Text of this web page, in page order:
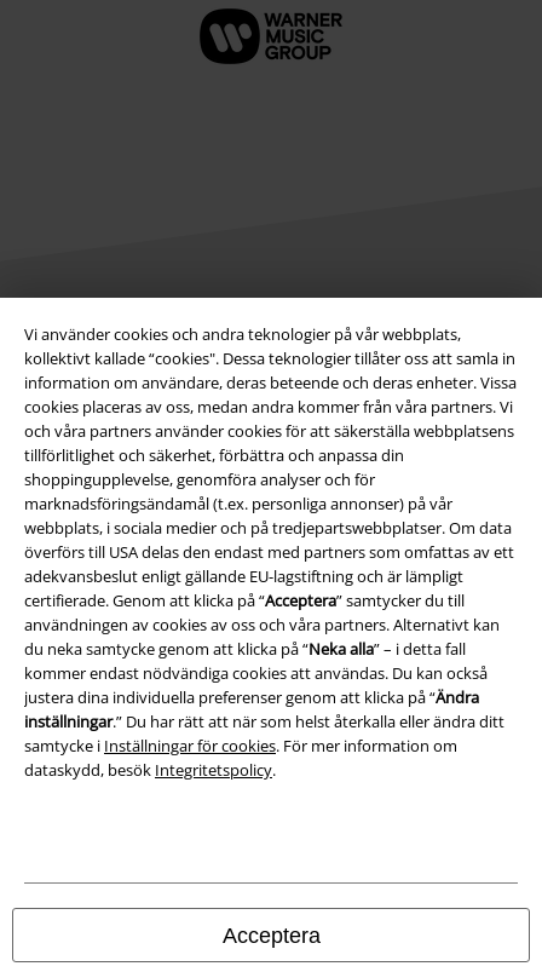
Vi använder cookies och andra teknologier på vår webbplats,
kollektivt kallade “cookies". Dessa teknologier tillåter oss att samla in
information om användare, deras beteende och deras enheter. Vissa
cookies placeras av oss, medan andra kommer från våra partners. Vi
och våra partners använder cookies för att säkerställa webbplatsens
tillförlitlighet och säkerhet, förbättra och anpassa din
shoppingupplevelse, genomföra analyser och för
marknadsföringsändamål (t.ex. personliga annonser) på vår
webbplats, i sociala medier och på tredjepartswebbplatser. Om data
överförs till USA delas den endast med partners som omfattas av ett
adekvansbeslut enligt gällande EU-lagstiftning och är lämpligt
certifierade. Genom att klicka på “Acceptera” samtycker du till
användningen av cookies av oss och våra partners. Alternativt kan
du neka samtycke genom att klicka på “Neka alla” – i detta fall
kommer endast nödvändiga cookies att användas. Du kan också
justera dina individuella preferenser genom att klicka på “Ändra
inställningar.” Du har rätt att när som helst återkalla eller ändra ditt
samtycke i Inställningar för cookies. För mer information om
dataskydd, besök Integritetspolicy.
Acceptera
Juridisk information/Villkor
Villkor
Om oss
Ladda ner villkoren
Avfallshantering och miljöskydd
Försäkran om överensstämmelse
Information om tillgänglighet
Inställningar för cookies
Bekräfta ångrat köp